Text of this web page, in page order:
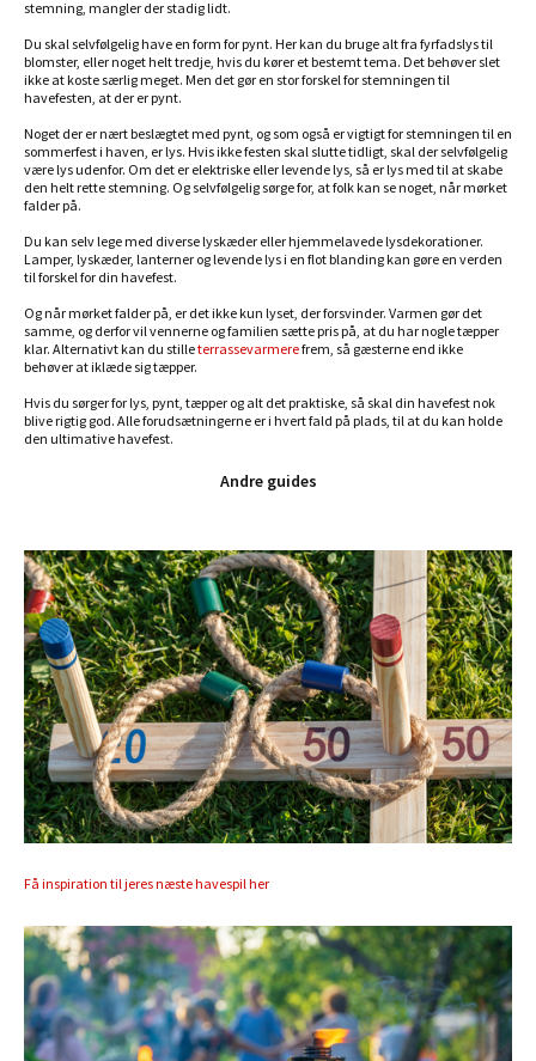
stemning, mangler der stadig lidt.
Du skal selvfølgelig have en form for pynt. Her kan du bruge alt fra fyrfadslys til
blomster, eller noget helt tredje, hvis du kører et bestemt tema. Det behøver slet
ikke at koste særlig meget. Men det gør en stor forskel for stemningen til
havefesten, at der er pynt.
Noget der er nært beslægtet med pynt, og som også er vigtigt for stemningen til en
sommerfest i haven, er lys. Hvis ikke festen skal slutte tidligt, skal der selvfølgelig
være lys udenfor. Om det er elektriske eller levende lys, så er lys med til at skabe
den helt rette stemning. Og selvfølgelig sørge for, at folk kan se noget, når mørket
falder på.
Du kan selv lege med diverse lyskæder eller hjemmelavede lysdekorationer.
Lamper, lyskæder, lanterner og levende lys i en flot blanding kan gøre en verden
til forskel for din havefest.
Og når mørket falder på, er det ikke kun lyset, der forsvinder. Varmen gør det
samme, og derfor vil vennerne og familien sætte pris på, at du har nogle tæpper
klar. Alternativt kan du stilleterrassevarmerefrem, så gæsterne end ikke
behøver at iklæde sig tæpper.
Hvis du sørger for lys, pynt, tæpper og alt det praktiske, så skal din havefest nok
blive rigtig god. Alle forudsætningerne er i hvert fald på plads, til at du kan holde
den ultimative havefest.
Andre guides
Få inspiration til jeres næste havespil her